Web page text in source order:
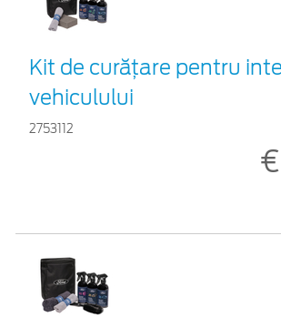
Kit de curățare pentru
vehiculului
2753112